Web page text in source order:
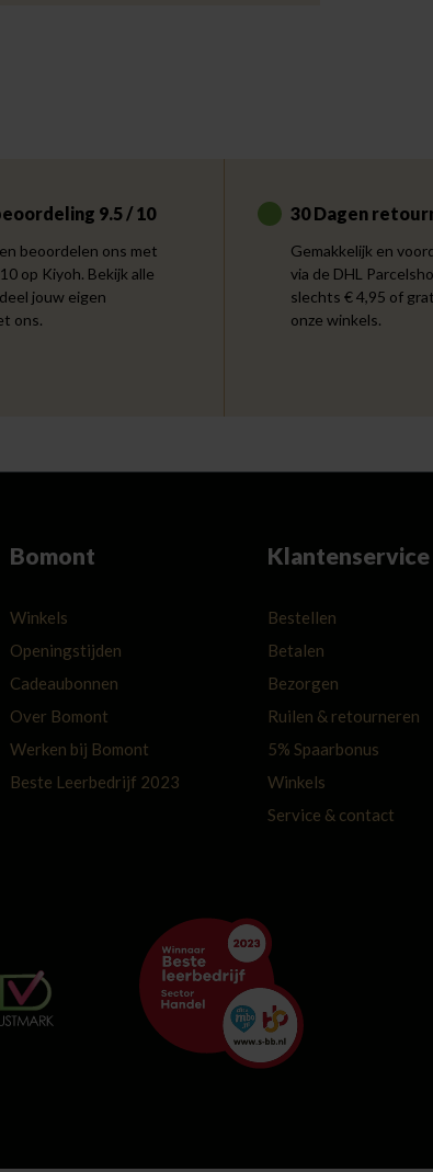
9.5 / 10
beoordelen ons met
op Kiyoh. Bekijk alle
jouw eigen
ons.
30 Dagen
Gemakkelijk en
via de DHL
slechts € 4,95 of
onze winkels.
Bomont
Winkels
Openingstijden
Cadeaubonnen
Over Bomont
Werken bij Bomont
Beste Leerbedrijf 2023
Klantenservice
Bestellen
Betalen
Bezorgen
Ruilen & retourneren
5% Spaarbonus
Winkels
Service & contact